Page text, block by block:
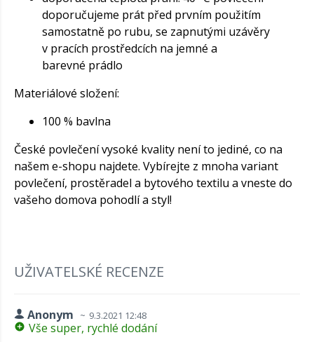
doporučujeme prát před prvním použitím
samostatně po rubu, se zapnutými uzávěry
v pracích prostředcích na jemné a
barevné prádlo
Materiálové složení:
100 % bavlna
České povlečení vysoké kvality není to jediné, co na
našem e-shopu najdete. Vybírejte z mnoha variant
povlečení, prostěradel a bytového textilu a vneste do
vašeho domova pohodlí a styl!
UŽIVATELSKÉ RECENZE
Anonym 9.3.2021 12:48
Vše super, rychlé dodání